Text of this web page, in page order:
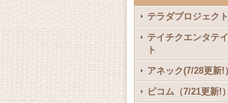
テラダプロジェクト
テイチクエンタテ
ト
アネック(7/28更新!）
ビコム（7/21更新!）